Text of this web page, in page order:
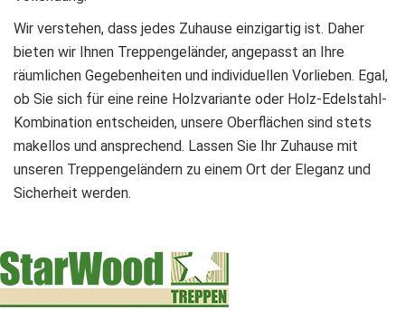
Wir verstehen, dass jedes Zuhause einzigartig ist. Daher
bieten wir Ihnen Treppengeländer, angepasst an Ihre
räumlichen Gegebenheiten und individuellen Vorlieben. Egal,
ob Sie sich für eine reine Holzvariante oder Holz-Edelstahl-
Kombination entscheiden, unsere Oberflächen sind stets
makellos und ansprechend. Lassen Sie Ihr Zuhause mit
unseren Treppengeländern zu einem Ort der Eleganz und
Sicherheit werden.